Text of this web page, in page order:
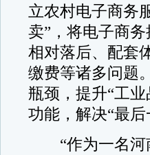
立农村电子商务
卖”，将电子商
相对落后、配套
缴费等诸多问题
瓶颈，提升“工
功能，解决“最后
“作为一名河